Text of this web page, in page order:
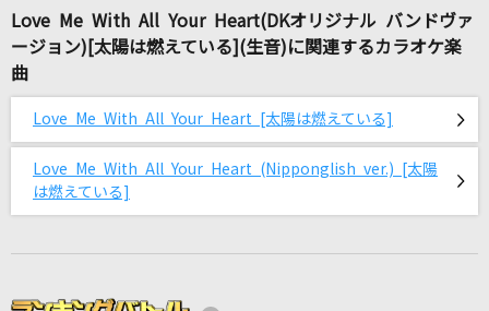
辛島美登里
[生音]Walking with you
[生音]地上の星
中島みゆき
Love Me With All Your Heart(DKオリジナル バンドヴァ
ージョン)[太陽は燃えている](生音)に関連するカラオケ楽
曲
Love Me With All Your Heart [太陽は燃えている]
Love Me With All Your Heart (Nipponglish ver.) [太陽
は燃えている]